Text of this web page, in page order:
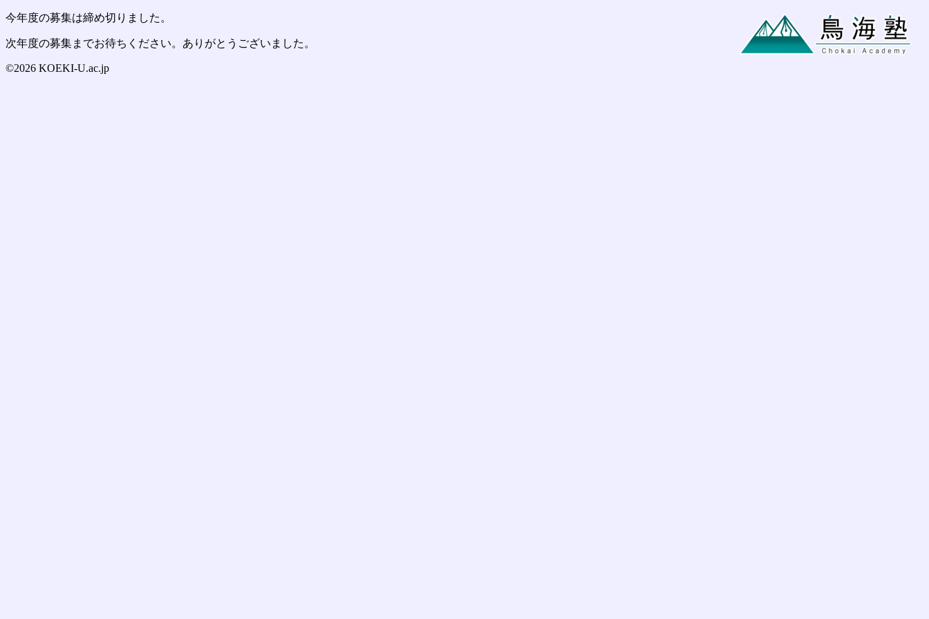
今年度の募集は締め切りました。
次年度の募集までお待ちください。ありがとうございました。
©2026 KOEKI-U.ac.jp